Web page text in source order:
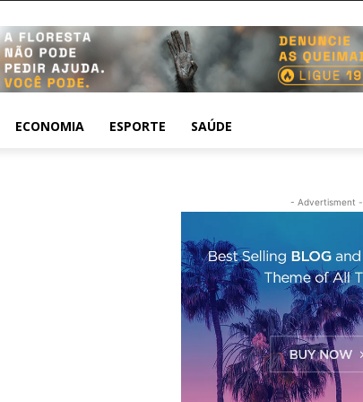
ECONOMIA ESPORTE SAÚDE
- Advertisment -